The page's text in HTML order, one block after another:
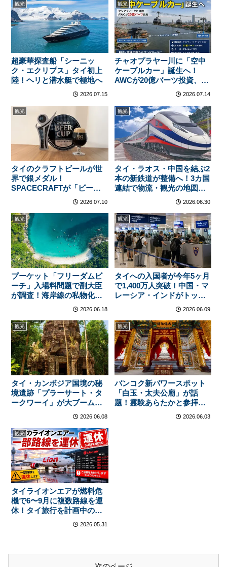
観光
超豪華探査船「シーニッ
ク・エクリプス」タイ初上
陸！ヘリと潜水艇で極地へ
2026.07.15
観光
チャオプラヤー川に「空中
ケーブルカー」誕生へ！
AWCが20億バーツ投資、美
術館MONAと一体の新名所
2026.07.14
観光
タイのクラフトビールが世
界で銀メダル！
SPACECRAFTが「ビール
のオリンピック」で快挙2026.07.10
観光
タイ・ラオス・中国を結ぶ2
本の新鉄道が整備へ！3カ国
連結で物流・観光の地図が
2026.06.30
観光
プーケット「フリーダムビ
ーチ」入場料問題で副大臣
が調査！海岸線の私物化に
2026.06.18
観光
タイへの入国者が今年5ヶ月
で1,400万人突破！中国・マ
レーシア・インドがトップ3
2026.06.09
観光
タイ・カンボジア国境の秘
境遺跡「プラーサート・タ
ークワーイ」が大ブーム！
観光客殺到で周辺ビジネス
2026.06.08
観光
バンコク新パワースポット
「白玉・太夫公廟」が話
題！霊験あらたかと参拝客
が急増——タイ旅行の隠れ
2026.06.03
観光
タイライオンエアが燃料危
機で6〜9月に複数路線を運
休！タイ旅行を計画中の日
本人は今すぐ確認を 2026.05.31